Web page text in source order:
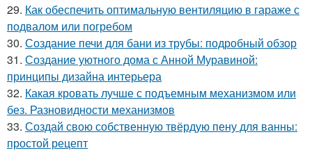
29. Как обеспечить оптимальную вентиляцию в гараже с
подвалом или погребом
30. Создание печи для бани из трубы: подробный обзор
31. Создание уютного дома с Анной Муравиной:
принципы дизайна интерьера
32. Какая кровать лучше с подъемным механизмом или
без. Разновидности механизмов
33. Создай свою собственную твёрдую пену для ванны:
простой рецепт